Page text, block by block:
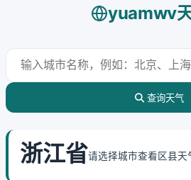
yuamwv
查询天气
浙江省请选择城市查看区县天